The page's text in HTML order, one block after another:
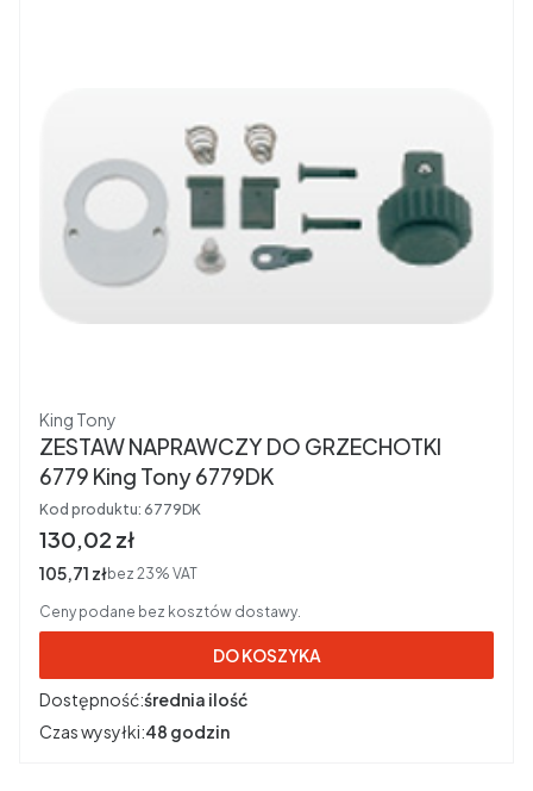
Producent
King Tony
ZESTAW NAPRAWCZY DO GRZECHOTKI
6779 King Tony 6779DK
Kod produktu: 6779DK
Cena brutto
130,02 zł
Cena netto
105,71 złbez 23% VAT
Ceny podane bez kosztów dostawy.
DO KOSZYKA
Dostępność:średnia ilość
Czas wysyłki:48 godzin